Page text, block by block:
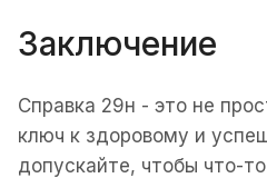
Заключение
Справка 29н - это не
ключ к здоровому и
допускайте, чтобы что-